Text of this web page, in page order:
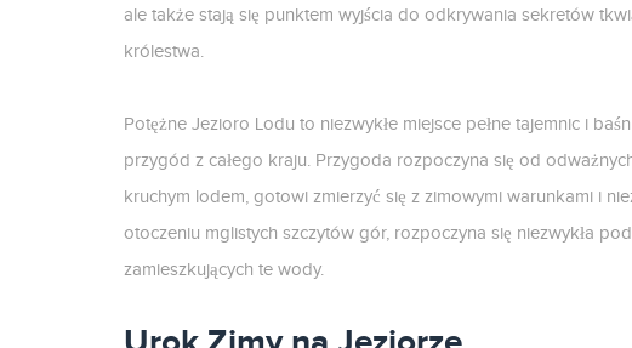
ale także stają się punktem wyjścia do odkrywania sekretów
królestwa.
Potężne Jezioro Lodu to niezwykłe miejsce pełne tajemnic i
przygód z całego kraju. Przygoda rozpoczyna się od
kruchym lodem, gotowi zmierzyć się z zimowymi warunkami i
otoczeniu mglistych szczytów gór, rozpoczyna się niezwykła
zamieszkujących te wody.